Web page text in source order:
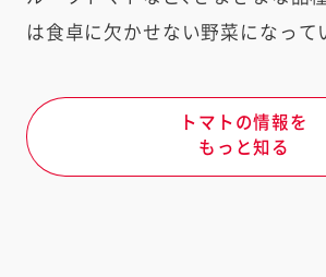
は食卓に欠かせない野菜になって
トマトの情報を
もっと知る